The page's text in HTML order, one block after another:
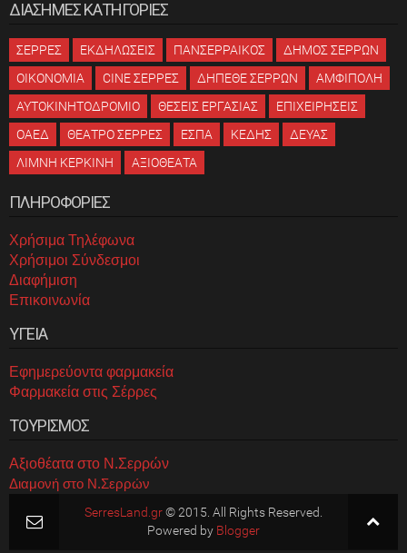
ΔΙΑΣΗΜΕΣ ΚΑΤΗΓΟΡΙΕΣ
ΣΕΡΡΕΣ ΕΚΔΗΛΩΣΕΙΣ ΠΑΝΣΕΡΡΑΙΚΟΣ
ΔΗΜΟΣ ΣΕΡΡΩΝ
ΟΙΚΟΝΟΜΙΑ
CINE ΣΕΡΡΕΣ ΔΗΠΕΘΕ ΣΕΡΡΩΝ
ΑΜΦΙΠΟΛΗ
ΑΥΤΟΚΙΝΗΤΟΔΡΟΜΙΟ
ΘΕΣΕΙΣ ΕΡΓΑΣΙΑΣ
ΕΠΙΧΕΙΡΗΣΕΙΣ
ΟΑΕΔ
ΘΕΑΤΡΟ ΣΕΡΡΕΣ ΕΣΠΑ ΚΕΔΗΣ
ΔΕΥΑΣ
ΛΙΜΝΗ ΚΕΡΚΙΝΗ
ΑΞΙΟΘΕΑΤΑ
ΠΛΗΡΟΦΟΡΙΕΣ
Χρήσιμα Τηλέφωνα
Χρήσιμοι Σύνδεσμοι
Διαφήμιση
Επικοινωνία
ΥΓΕΙΑ
Εφημερεύοντα φαρμακεία
Φαρμακεία στις Σέρρες
ΤΟΥΡΙΣΜΟΣ
Αξιοθέατα στο Ν.Σερρών
Διαμονή στο Ν.Σερρών
SerresLand.gr© 2015. All Rights Reserved.
Powered by Blogger